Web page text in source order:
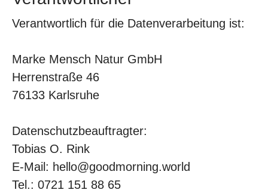
Verantwortlich für die Datenverarbeitung ist:
Marke Mensch Natur GmbH
Herrenstraße 46
76133 Karlsruhe
Datenschutzbeauftragter:
Tobias O. Rink
E-Mail: hello@goodmorning.world
Tel.: 0721 151 88 65